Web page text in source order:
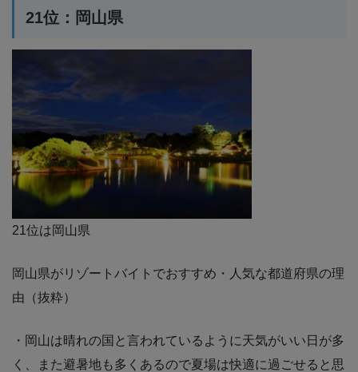
21位：岡山県
21位は岡山県
岡山県がリゾートバイトでおすすめ・人気な都道府県の理
由（抜粋）
・岡山は晴れの国と言われているように天気がいい日が多
く、また避暑地も多くあるので夏場は快適に過ごせると思